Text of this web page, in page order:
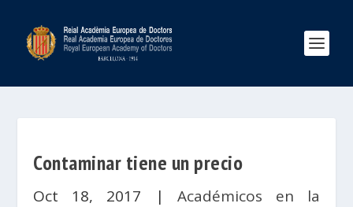
Contaminar tiene un precio
Oct 18, 2017 | Académicos en la